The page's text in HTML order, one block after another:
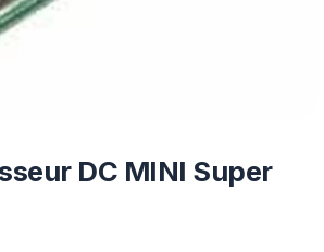
DC MINI Super